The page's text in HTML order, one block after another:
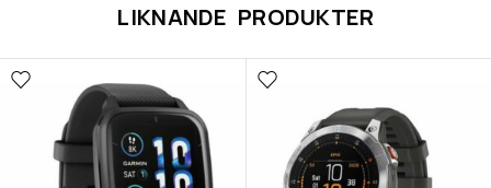
LIKNANDE PRODUKTER